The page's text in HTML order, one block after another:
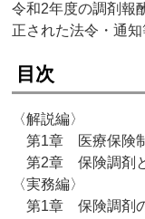
令和2年度の調剤報
正された法令・通
目次
〈解説編〉
第1章 医療保険
第2章 保険調剤
〈実務編〉
第1章 保険調剤